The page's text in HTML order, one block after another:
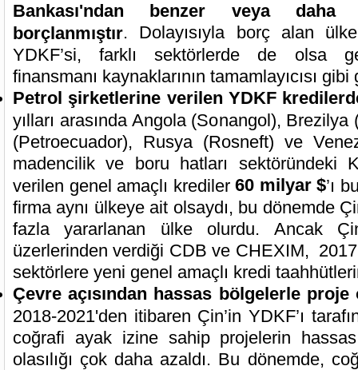
Bankası'ndan benzer veya daha
borçlanmıştır. Dolayısıyla borç alan
YDKF’si, farklı sektörlerde de olsa
finansmanı kaynaklarının tamamlayıcısı
Petrol şirketlerine verilen YDKF
yılları arasında Angola (Sonangol),
(Petroecuador), Rusya (Rosneft) ve
madencilik ve boru hatları sektöründeki
verilen genel amaçlı krediler 60 milyar $’ı
firma aynı ülkeye ait olsaydı, bu dönemde
fazla yararlanan ülke olurdu. Ancak
üzerlerinden verdiği CDB ve CHEXIM, 2017
sektörlere yeni genel amaçlı kredi
Çevre açısından hassas bölgelerle
2018-2021'den itibaren Çin’in YDKF’ı
coğrafi ayak izine sahip projelerin
olasılığı çok daha azaldı. Bu dönemde,